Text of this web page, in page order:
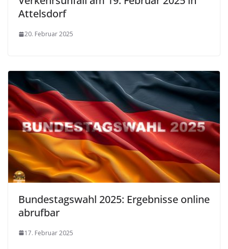
Attelsdorf
20. Februar 2025
Bundestagswahl 2025: Ergebnisse online
abrufbar
17. Februar 2025